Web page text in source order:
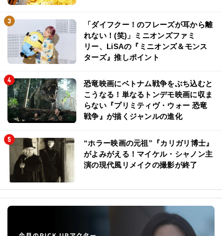
「ダイフクー！のフレーズが耳から離
れない！(笑)」ミニオンズファミ
リー、LiSAの『ミニオンズ＆モンス
ターズ』推しポイント
恐竜映画にベトナム戦争をぶち込むと
こうなる！単なるトンデモ映画に収ま
らない『プリミティヴ・ウォー 恐竜
戦争』が描くジャンルの進化
“ホラー映画の元祖”『カリガリ博士』
がよみがえる！マイケル・シャノン主
演の現代風リメイクの撮影が終了